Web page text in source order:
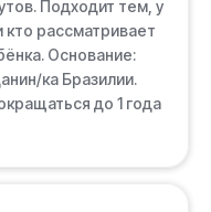
Подходит тем, у
кто рассматривает
Основание:
ка Бразилии.
до 1 года